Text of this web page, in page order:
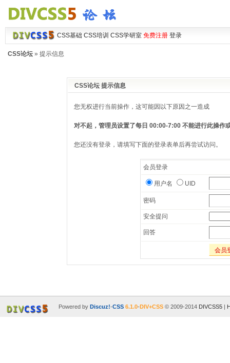
CSS基础 CSS培训 CSS学研室 免费注册 登录
CSS论坛» 提示信息
CSS论坛 提示信息
您无权进行当前操作，这可能因以下原因之一造成
对不起，管理员设置了每日 00:00-7:00 不能进行此操作
您还没有登录，请填写下面的登录表单后再尝试访问。
会员登录
用户名 UID
密码
安全提问
回答
会员
Powered by Discuz!-CSS 6.1.0-DIV+CSS© 2009-2014 DIVCSS5|